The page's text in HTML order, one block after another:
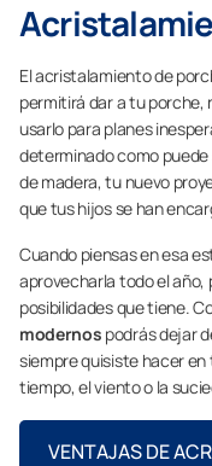
El acristalamiento de
permitirá dar a tu porche,
usarlo para planes
determinado como
de madera, tu nuevo
que tus hijos se han
Cuando piensas en esa
aprovecharla todo el año,
posibilidades que tiene.
modernos podrás dejar
siempre quisiste hacer
tiempo, el viento o la
VENTAJAS DE